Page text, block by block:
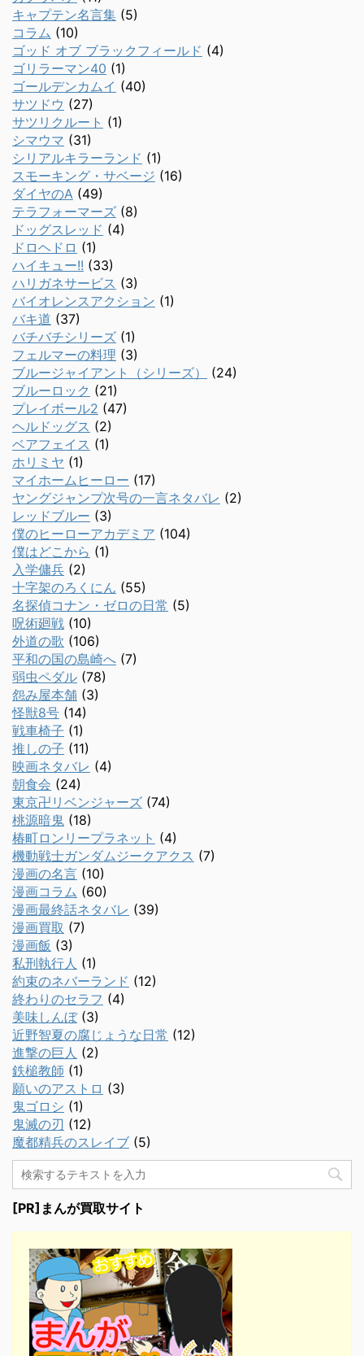
キャプテン名言集 (5)
コラム (10)
ゴッド オブ ブラックフィールド (4)
ゴリラーマン40 (1)
ゴールデンカムイ (40)
サツドウ (27)
サツリクルート (1)
シマウマ (31)
シリアルキラーランド (1)
スモーキング・サベージ (16)
ダイヤのA (49)
テラフォーマーズ (8)
ドッグスレッド (4)
ドロヘドロ (1)
ハイキュー!! (33)
ハリガネサービス (3)
バイオレンスアクション (1)
バキ道 (37)
バチバチシリーズ (1)
フェルマーの料理 (3)
ブルージャイアント（シリーズ）
(24)
ブルーロック (21)
プレイボール2 (47)
ヘルドッグス (2)
ベアフェイス (1)
ホリミヤ (1)
マイホームヒーロー (17)
ヤングジャンプ次号の一言ネタバレ (2)
レッドブルー (3)
僕のヒーローアカデミア (104)
僕はどこから (1)
入学傭兵 (2)
十字架のろくにん (55)
名探偵コナン・ゼロの日常 (5)
呪術廻戦 (10)
外道の歌 (106)
平和の国の島崎へ (7)
弱虫ペダル (78)
怨み屋本舗 (3)
怪獣8号 (14)
戦車椅子 (1)
推しの子 (11)
映画ネタバレ (4)
朝食会 (24)
東京卍リベンジャーズ (74)
桃源暗鬼 (18)
椿町ロンリープラネット (4)
機動戦士ガンダムジークアクス (7)
漫画の名言 (10)
漫画コラム (60)
漫画最終話ネタバレ (39)
漫画買取 (7)
漫画飯 (3)
私刑執行人 (1)
約束のネバーランド (12)
終わりのセラフ (4)
美味しんぼ(3)
近野智夏の腐じょうな日常 (12)
進撃の巨人 (2)
鉄槌教師 (1)
願いのアストロ (3)
鬼ゴロシ (1)
鬼滅の刃 (12)
魔都精兵のスレイブ (5)
[PR]まんが買取サイト